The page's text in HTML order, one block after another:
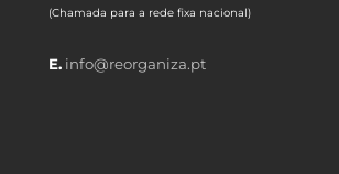
(Chamada para a rede fixa nacional)
E. info@reorganiza.pt